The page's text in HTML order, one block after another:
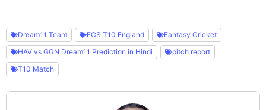
Dream11 Team ECS T10 England
Fantasy Cricket
HAV vs GGN Dream11 Prediction in Hindi
pitch report
T10 Match